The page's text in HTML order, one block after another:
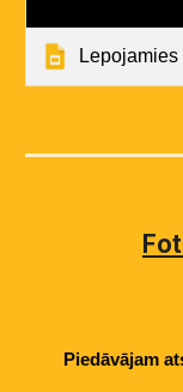
Piedāvājam